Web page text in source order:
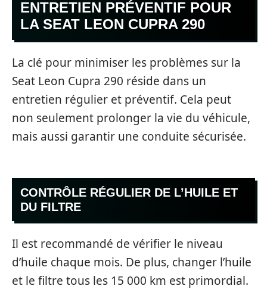
ENTRETIEN PRÉVENTIF POUR
LA SEAT LEON CUPRA 290
La clé pour minimiser les problèmes sur la
Seat Leon Cupra 290 réside dans un
entretien régulier et préventif. Cela peut
non seulement prolonger la vie du véhicule,
mais aussi garantir une conduite sécurisée.
CONTRÔLE RÉGULIER DE L’HUILE ET
DU FILTRE
Il est recommandé de vérifier le niveau
d’huile chaque mois. De plus, changer l’huile
et le filtre tous les 15 000 km est primordial.